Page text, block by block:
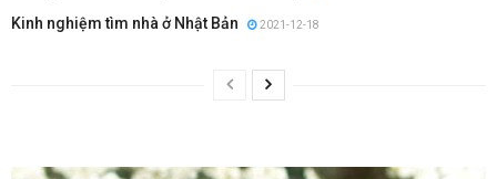
Kinh nghiệm tìm nhà ở Nhật Bản 2021-12-18